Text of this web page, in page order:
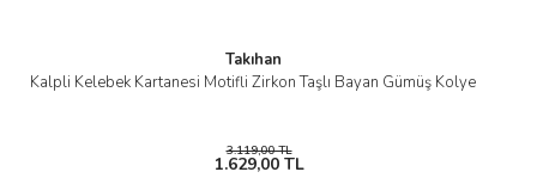
Takıhan
Kalpli Kelebek Kartanesi Motifli Zirkon Taşlı Bayan Gümüş Kolye
3.119,00 TL
1.629,00 TL